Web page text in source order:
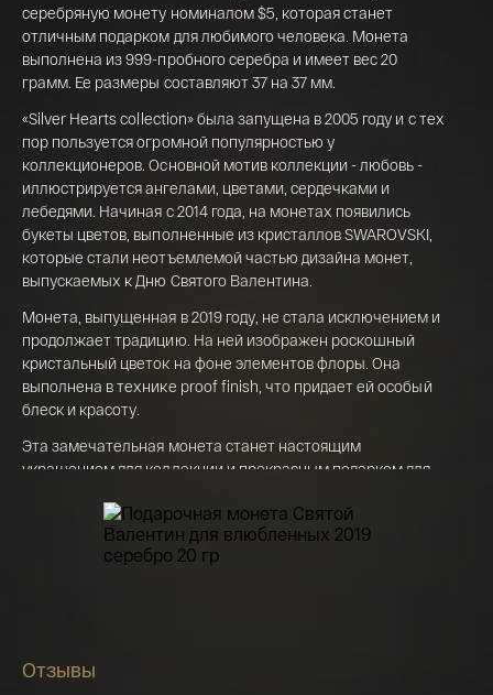
серебряную монету номиналом $5, которая станет
отличным подарком для любимого человека. Монета
выполнена из 999-пробного серебра и имеет вес 20
грамм. Ее размеры составляют 37 на 37 мм.
«Silver Hearts collection» была запущена в 2005 году и с тех
пор пользуется огромной популярностью у
коллекционеров. Основной мотив коллекции - любовь -
иллюстрируется ангелами, цветами, сердечками и
лебедями. Начиная с 2014 года, на монетах появились
букеты цветов, выполненные из кристаллов SWAROVSKI,
которые стали неотъемлемой частью дизайна монет,
выпускаемых к Дню Святого Валентина.
Монета, выпущенная в 2019 году, не стала исключением и
продолжает традицию. На ней изображен роскошный
кристальный цветок на фоне элементов флоры. Она
выполнена в технике proof finish, что придает ей особый
блеск и красоту.
Эта замечательная монета станет настоящим
украшением для коллекции и прекрасным подарком для
Отзывы
Российская инвестиционная монета
Георгий Победоносец золото 100 рублей
15,5 гр 2021
142 000 ₽
Телефон*
онлайн заявки и даю свое Согласие на
обработку персональных данных